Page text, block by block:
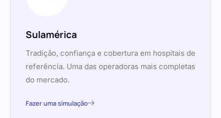
Sulamérica
Tradição, confiança e cobertura em hospitais de
referência. Uma das operadoras mais completas
do mercado.
Fazer uma simulação